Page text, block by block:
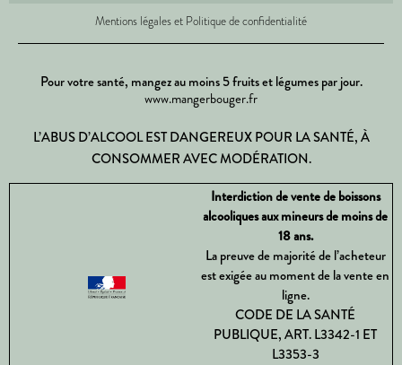
Mentions légales et Politique de confidentialité
Pour votre santé, mangez au moins 5 fruits et légumes par jour.
www.mangerbouger.fr
L’ABUS D’ALCOOL EST DANGEREUX POUR LA SANTÉ, À
CONSOMMER AVEC MODÉRATION.
Interdiction de vente de boissons
alcooliques aux mineurs de moins de
18 ans.
La preuve de majorité de l’acheteur
est exigée au moment de la vente en
ligne.
CODE DE LA SANTÉ
PUBLIQUE, ART. L3342-1 ET
L3353-3